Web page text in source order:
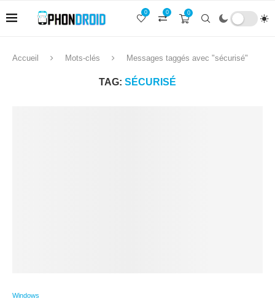
0
0
0
Accueil Mots-clés Messages taggés avec "sécurisé"
TAG: SÉCURISÉ
Windows